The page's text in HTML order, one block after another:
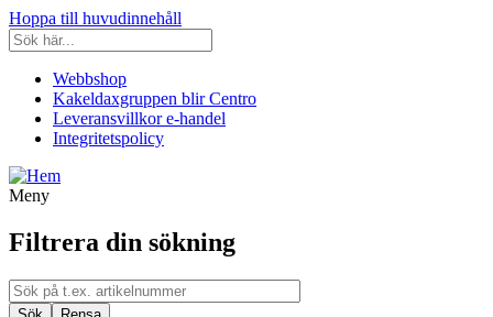
Hoppa till huvudinnehåll
Webbshop
Kakeldaxgruppen blir Centro
Leveransvillkor e-handel
Integritetspolicy
Meny
Filtrera din sökning